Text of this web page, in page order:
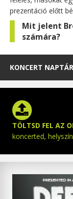
prezentáció előtt
Mit jelent
számára?
KONCERT NAPTÁR
TÖLTSD FEL AZ
koncerted,